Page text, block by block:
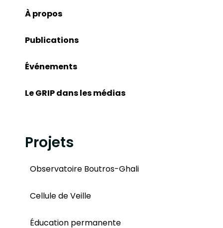
À propos
Publications
Événements
Le GRIP dans les médias
Projets
Observatoire Boutros-Ghali
Cellule de Veille
Éducation permanente